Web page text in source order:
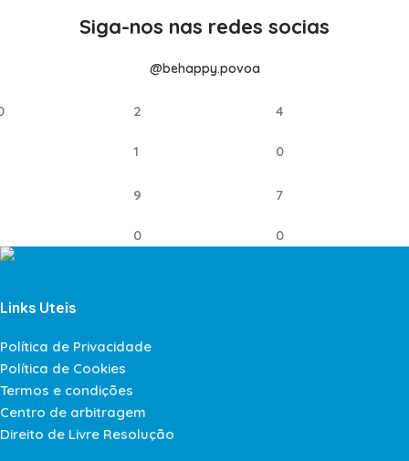
Siga-nos nas redes socias
@behappy.povoa
2
1
4
0
9
0
7
0
Links Uteis
Política de Privacidade
Política de Cookies
Termos e condições
Centro de arbitragem
Direito de Livre Resolução